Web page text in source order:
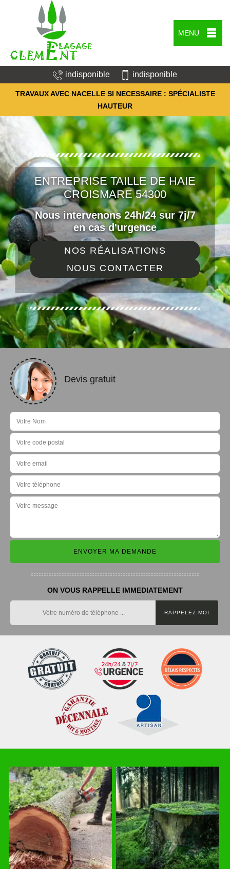
MENU
indisponible indisponible
TRAVAUX AVEC NACELLE SI NECESSAIRE : SPÉCIALISTE
HAUTEUR
ENTREPRISE TAILLE DE HAIE
CROISMARE 54300
Nous intervenons 24h/24 sur 7j/7
en cas d'urgence
NOS RÉALISATIONS
NOUS CONTACTER
Devis gratuit
ON VOUS RAPPELLE IMMEDIATEMENT